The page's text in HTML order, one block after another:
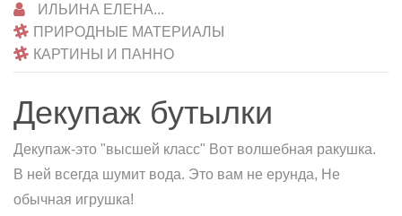
ИЛЬИНА ЕЛЕНА...
ПРИРОДНЫЕ МАТЕРИАЛЫ
КАРТИНЫ И ПАННО
Декупаж бутылки
Декупаж-это "высшей класс" Вот волшебная ракушка.
В ней всегда шумит вода. Это вам не ерунда, Не
обычная игрушка!